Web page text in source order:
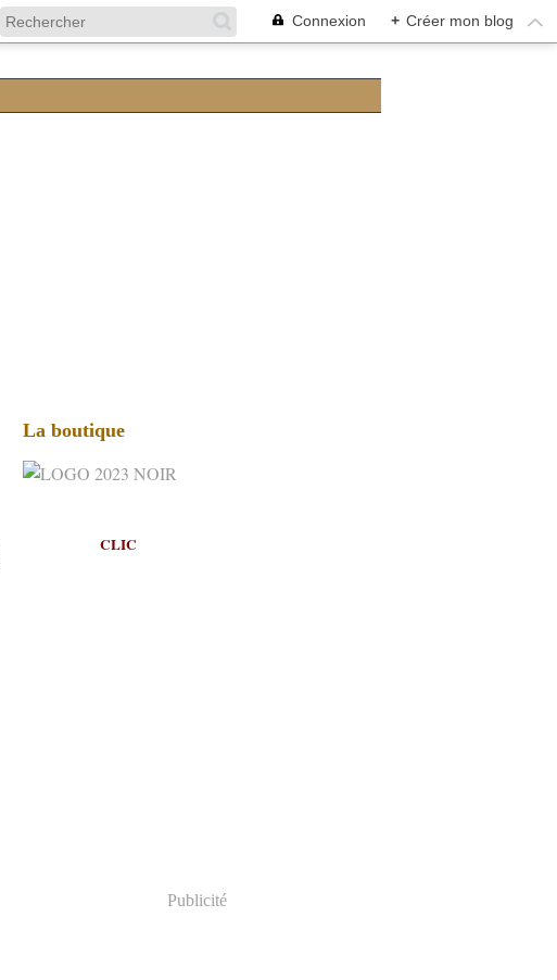
Connexion + Créer mon blog
La boutique
CLIC
Publicité